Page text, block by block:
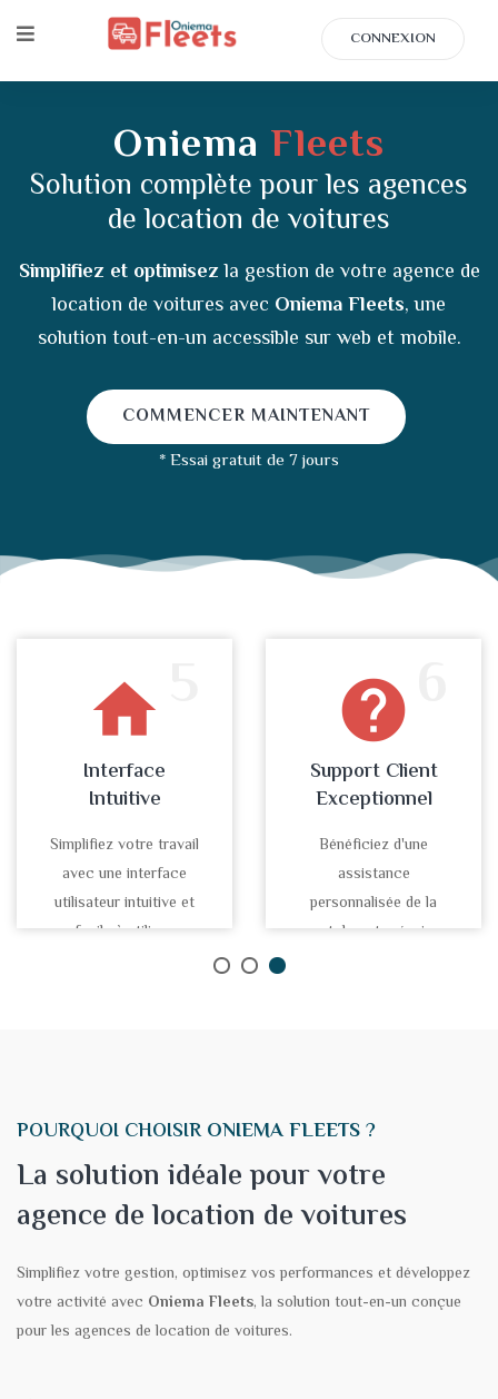
CONNEXION
Oniema Fleets
Solution complète pour les agences
de location de voitures
Simplifiez et optimisezla gestion de votre agence de
location de voitures avec Oniema Fleets, une
solution tout-en-un accessible sur web et mobile.
COMMENCER MAINTENANT
* Essai gratuit de 7 jours
home
Interface
Intuitive
Simplifiez votre travail
avec une interface
utilisateur intuitive et
facile à utiliser.
help
Support Client
Exceptionnel
Bénéficiez d'une
assistance
personnalisée de la
part de notre équipe
POURQUOI CHOISIRONIEMA FLEETS?
La solution idéale pour votre
agence de location de voitures
Simplifiez votre gestion, optimisez vos performances et développez
votre activité avec Oniema Fleets, la solution tout-en-un conçue
pour les agences de location de voitures.